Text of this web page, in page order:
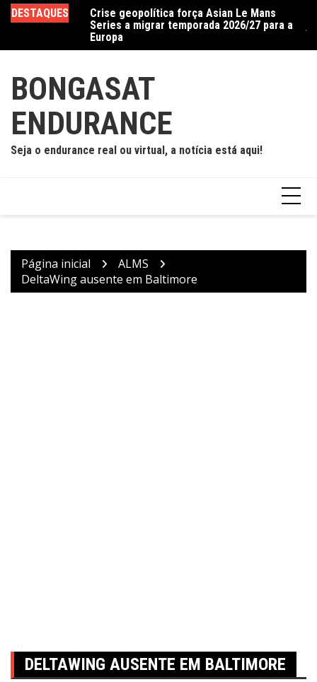
para
conteúdo
DESTAQUES
Crise geopolítica força Asian Le Mans
Series a migrar temporada 2026/27 para a
Europa
Cadillac, em parceria com a WTR, quebra
jejum de dois anos e vence prova caótica
em Road America
BONGASAT
ENDURANCE
Seja o endurance real ou virtual, a notícia está aqui!
Página inicial
ALMS
DeltaWing ausente em Baltimore
DELTAWING AUSENTE EM BALTIMORE